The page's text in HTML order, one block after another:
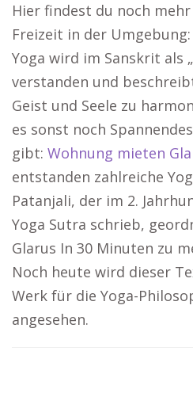
Hier findest du noch
Freizeit in der Umgebung:
Yoga wird im Sanskrit als
verstanden und
Geist und Seele zu
es sonst noch
gibt: Wohnung mieten
entstanden zahlreiche
Patanjali, der im 2.
Yoga Sutra schrieb,
Glarus In 30 Minuten zu
Noch heute wird dieser
Werk für die Yoga-
angesehen.